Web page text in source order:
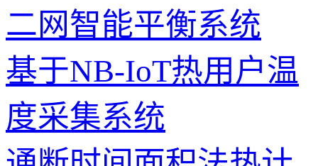
二网智能平衡系统
基于NB-IoT热用户温
度采集系统